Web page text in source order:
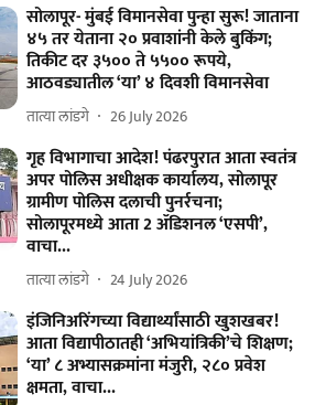
सोलापूर- मुंबई विमानसेवा पुन्हा सुरू! जाताना
४५ तर येताना २० प्रवाशांनी केले बुकिंग;
तिकीट दर ३५०० ते ५५०० रूपये,
आठवड्यातील ‘या’ ४ दिवशी विमानसेवा
तात्या लांडगे 26 July 2026
गृह विभागाचा आदेश! पंढरपुरात आता स्वतंत्र
अपर पोलिस अधीक्षक कार्यालय, सोलापूर
ग्रामीण पोलिस दलाची पुनर्रचना;
सोलापूरमध्ये आता 2 ॲडिशनल ‘एसपी’,
वाचा...
तात्या लांडगे 24 July 2026
इंजिनिअरिंगच्या विद्यार्थ्यांसाठी खुशखबर!
आता विद्यापीठातही ‘अभियांत्रिकी’चे शिक्षण;
‘या’ ८ अभ्यासक्रमांना मंजुरी, २८० प्रवेश
क्षमता, वाचा...